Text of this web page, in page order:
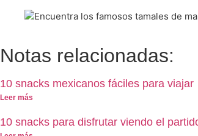
Notas relacionadas:
10 snacks mexicanos fáciles para viajar
Leer más
10 snacks para disfrutar viendo el